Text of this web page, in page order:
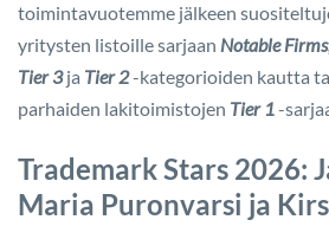
toimintavuotemme jälkeen
yritysten listoille sarjaan Notable
Tier 3ja Tier 2-kategorioiden kautta
parhaiden lakitoimistojen Tier 1-
Trademark Stars 2026:
Maria Puronvarsi ja